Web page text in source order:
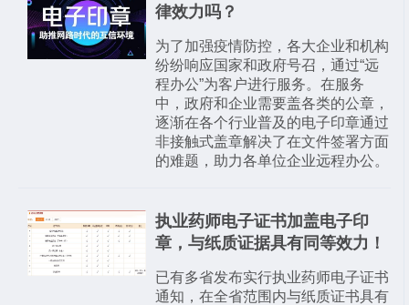
律效力吗？
为了加强疫情防控，各大企业和机构
纷纷响应国家和政府号召，通过“远
程办公”为客户进行服务。在服务
中，政府和企业需要盖各类的公章，
逐渐在各个行业普及的电子印章通过
非接触式盖章解决了在文件签署方面
的难题，助力各单位企业远程办公。
执业药师电子证书加盖电子印
章，与纸质证据具有同等效力！
已有多省发布实行执业药师电子证书
通知，在全省范围内与纸质证书具有